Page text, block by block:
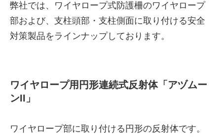
弊社では、ワイヤロープ式防護柵のワイヤロープ
部および、支柱頭部・支柱側面に取り付ける安全
対策製品をラインナップしております。
ワイヤロープ用円形連続式反射体「アヅムー
ンII」
ワイヤロープ部に取り付ける円形の反射体です。